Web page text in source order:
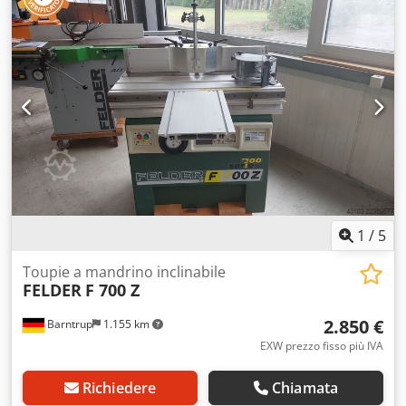
Crodpfx Ajztbxrjggef
1 / 5
Barntrup 1.155 km
Toupie a mandrino inclinabile
FELDER F 700 Z
2.850 €
EXW prezzo fisso più IVA
Richiedere Chiamata